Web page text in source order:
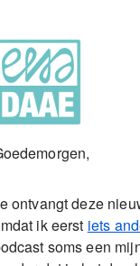
ontvangt deze
ik eerst iets
soms een